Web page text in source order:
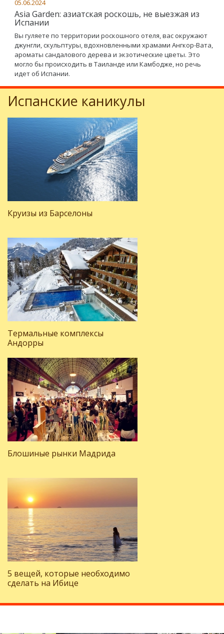
05.06.2024
Asia Garden: азиатская роскошь, не выезжая из
Испании
Вы гуляете по территории роскошного отеля, вас окружают
джунгли, скульптуры, вдохновленными храмами Ангкор-Вата,
ароматы сандалового дерева и экзотические цветы. Это
могло бы происходить в Таиланде или Камбодже, но речь
идет об Испании.
Испанские каникулы
Круизы из Барселоны
Термальные комплексы
Андорры
Блошиные рынки Мадрида
5 вещей, которые необходимо
сделать на Ибице